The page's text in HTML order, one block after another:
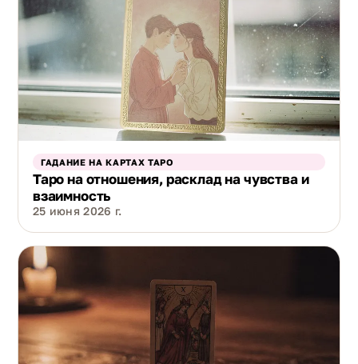
ГАДАНИЕ НА КАРТАХ ТАРО
Таро на отношения, расклад на чувства и
взаимность
25 июня 2026 г.